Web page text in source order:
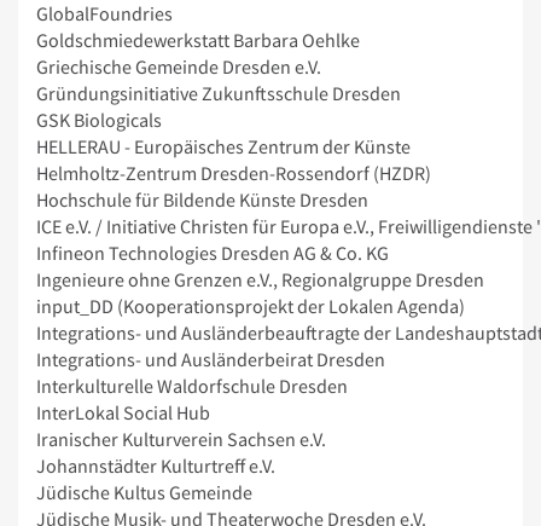
GlobalFoundries
Goldschmiedewerkstatt Barbara Oehlke
Griechische Gemeinde Dresden e.V.
Gründungsinitiative Zukunftsschule Dresden
GSK Biologicals
HELLERAU - Europäisches Zentrum der Künste
Helmholtz-Zentrum Dresden-Rossendorf (HZDR)
Hochschule für Bildende Künste Dresden
ICE e.V. / Initiative Christen für Europa e.V.,
Infineon Technologies Dresden AG & Co. KG
Ingenieure ohne Grenzen e.V., Regionalgruppe Dresden
input_DD (Kooperationsprojekt der Lokalen Agenda)
Integrations- und Ausländerbeauftragte der
Integrations- und Ausländerbeirat Dresden
Interkulturelle Waldorfschule Dresden
InterLokal Social Hub
Iranischer Kulturverein Sachsen e.V.
Johannstädter Kulturtreff e.V.
Jüdische Kultus Gemeinde
Jüdische Musik- und Theaterwoche Dresden e.V.